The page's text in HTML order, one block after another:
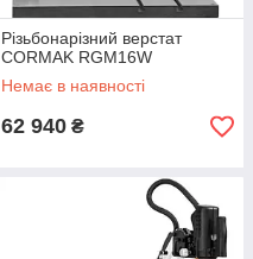
Різьбонарізний верстат
CORMAK RGM16W
Немає в наявності
62 940 ₴